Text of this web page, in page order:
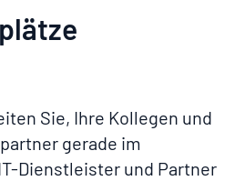
Sie, Ihre Kollegen und
gerade im
Dienstleister und Partner